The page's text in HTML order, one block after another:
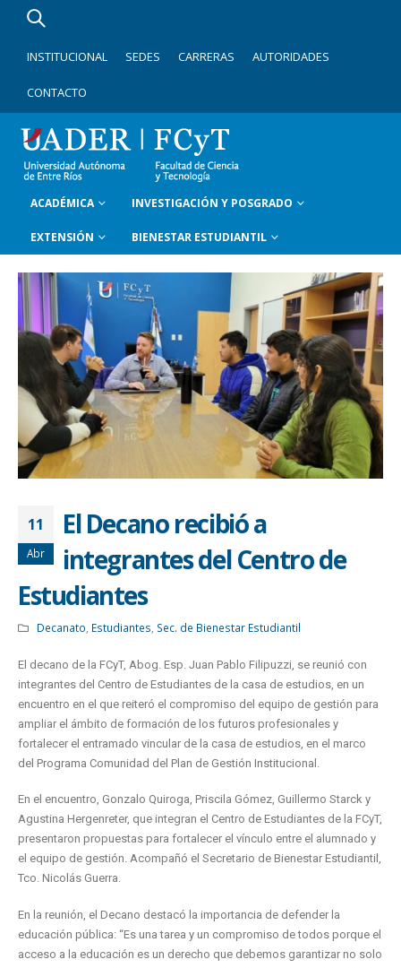
INSTITUCIONAL SEDES CARRERAS AUTORIDADES
CONTACTO
ACADÉMICA INVESTIGACIÓN Y POSGRADO
EXTENSIÓN BIENESTAR ESTUDIANTIL
11
Abr
El Decano recibió a
integrantes del Centro de
Estudiantes
Decanato Estudiantes Sec. de Bienestar Estudiantil
El decano de la FCyT, Abog. Esp. Juan Pablo Filipuzzi, se reunió con
integrantes del Centro de Estudiantes de la casa de estudios, en un
encuentro en el que reiteró el compromiso del equipo de gestión para
ampliar el ámbito de formación de los futuros profesionales y
fortalecer el entramado vincular de la casa de estudios, en el marco
del Programa Comunidad del Plan de Gestión Institucional.
En el encuentro, Gonzalo Quiroga, Priscila Gómez, Guillermo Starck y
Agustina Hergenreter, que integran el Centro de Estudiantes de la FCyT,
presentaron propuestas para fortalecer el vínculo entre el alumnado y
el equipo de gestión. Acompañó el Secretario de Bienestar Estudiantil,
Tco. Nicolás Guerra.
En la reunión, el Decano destacó la importancia de defender la
educación pública: “Es una tarea y un compromiso de todos porque el
acceso a la educación es un derecho que debemos garantizar no solo